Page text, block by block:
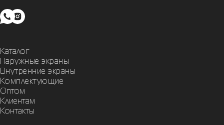
Каталог
Наружные экраны
Внутренние экраны
Комплектующие
Оптом
Клиентам
Контакты